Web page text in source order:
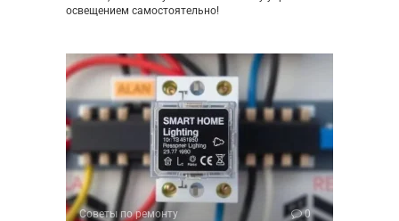
освещением самостоятельно!
Советы по ремонту 0